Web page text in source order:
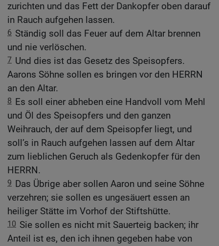
zurichten und das Fett der Dankopfer oben darauf
in Rauch aufgehen lassen.
6 Ständig soll das Feuer auf dem Altar brennen
und nie verlöschen.
7 Und dies ist das Gesetz des Speisopfers.
Aarons Söhne sollen es bringen vor den HERRN
an den Altar.
8 Es soll einer abheben eine Handvoll vom Mehl
und Öl des Speisopfers und den ganzen
Weihrauch, der auf dem Speisopfer liegt, und
soll’s in Rauch aufgehen lassen auf dem Altar
zum lieblichen Geruch als Gedenkopfer für den
HERRN.
9 Das Übrige aber sollen Aaron und seine Söhne
verzehren; sie sollen es ungesäuert essen an
heiliger Stätte im Vorhof der Stiftshütte.
10 Sie sollen es nicht mit Sauerteig backen; ihr
Anteil ist es, den ich ihnen gegeben habe von